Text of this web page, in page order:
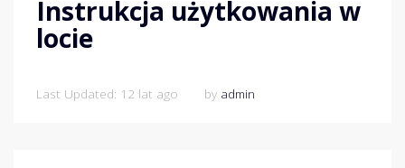
Instrukcja użytkowania w
locie
Last Updated: 12 lat ago by admin